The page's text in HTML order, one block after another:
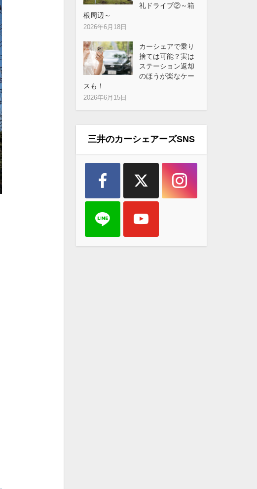
礼ドライブ②～箱
根周辺～
2026年6月18日
カーシェアで乗り
捨ては可能？実は
ステーション返却
のほうが楽なケー
スも！
2026年6月15日
三井のカーシェアーズSNS